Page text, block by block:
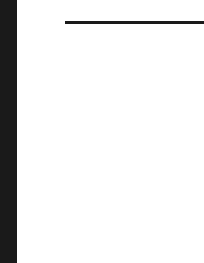
篇